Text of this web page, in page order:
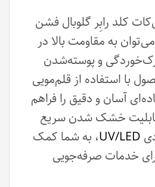
کلد رابِر گلوبال فشن
Global Fashion می‌توان به مقاومت بالا در
و پوسته‌شدن
با استفاده از قلم‌مویی
آسان و دقیق را فراهم
خشک شدن سریع
UV/LED، به شما کمک
خدمات صرفه‌جویی